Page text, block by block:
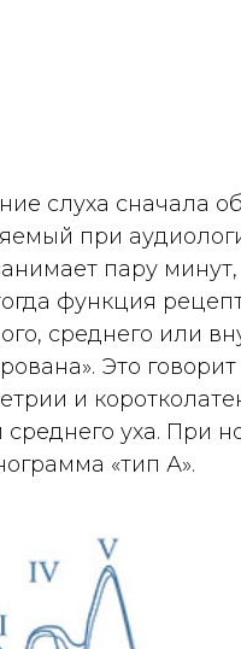
слуха сначала
при
пару
функция
среднего или
Это
и
среднего уха. При
«тип А».